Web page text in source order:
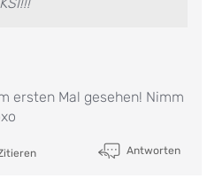
ersten Mal gesehen! Nimm
Antworten